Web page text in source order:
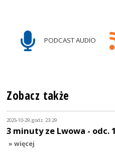
PODCAST AUDIO
Zobacz także
2025-10-29, godz. 23:29
3 minuty ze Lwowa - odc.
» więcej